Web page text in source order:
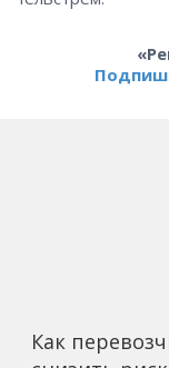
Как